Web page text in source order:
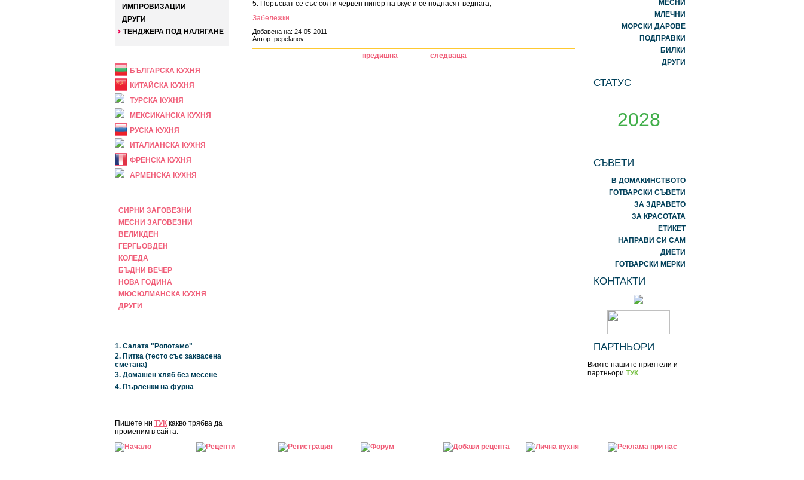
ИМПРОВИЗАЦИИ
ДРУГИ
ТЕНДЖЕРА ПОД НАЛЯГАНЕ
БЪЛГАРСКА КУХНЯ
КИТАЙСКА КУХНЯ
ТУРСКА КУХНЯ
МЕКСИКАНСКА КУХНЯ
РУСКА КУХНЯ
ИТАЛИАНСКА КУХНЯ
ФРЕНСКА КУХНЯ
АРМЕНСКА КУХНЯ
СИРНИ ЗАГОВЕЗНИ
МЕСНИ ЗАГОВЕЗНИ
ВЕЛИКДЕН
ГЕРГЬОВДЕН
КОЛЕДА
БЪДНИ ВЕЧЕР
НОВА ГОДИНА
МЮСЮЛМАНСКА КУХНЯ
ДРУГИ
1. Салата "Ропотамо"
2. Питка (тесто със заквасена
сметана)
3. Домашен хляб без месене
4. Пърленки на фурна
Пишете ни ТУК какво трябва да
променим в сайта.
5. Поръсват се със сол и червен пипер на вкус и се поднасят веднага;
Забележки
Добавена на: 24-05-2011
Автор: pepelanov
предишна следваща
МЕСНИ
МЛЕЧНИ
МОРСКИ ДАРОВЕ
ПОДПРАВКИ
БИЛКИ
ДРУГИ
СТАТУС
2028
СЪВЕТИ
В ДОМАКИНСТВОТО
ГОТВАРСКИ СЪВЕТИ
ЗА ЗДРАВЕТО
ЗА КРАСОТАТА
ЕТИКЕТ
НАПРАВИ СИ САМ
ДИЕТИ
ГОТВАРСКИ МЕРКИ
КОНТАКТИ
ПАРТНЬОРИ
Вижте нашите приятели и
партньори ТУК.